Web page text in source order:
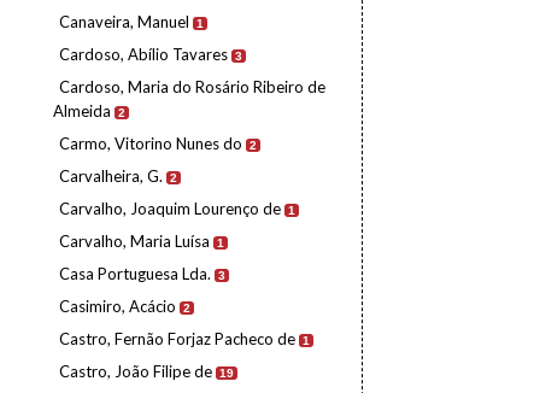
Canaveira, Manuel 1
Cardoso, Abílio Tavares 3
Cardoso, Maria do Rosário Ribeiro de
Almeida
2
Carmo, Vitorino Nunes do 2
Carvalheira, G. 2
Carvalho, Joaquim Lourenço de 1
Carvalho, Maria Luísa 1
Casa Portuguesa Lda. 3
Casimiro, Acácio 2
Castro, Fernão Forjaz Pacheco de 1
Castro, João Filipe de 19